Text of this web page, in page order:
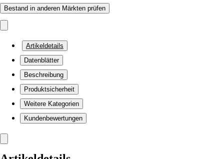
Bestand in anderen Märkten prüfen
Artikeldetails
Datenblätter
Beschreibung
Produktsicherheit
Weitere Kategorien
Kundenbewertungen